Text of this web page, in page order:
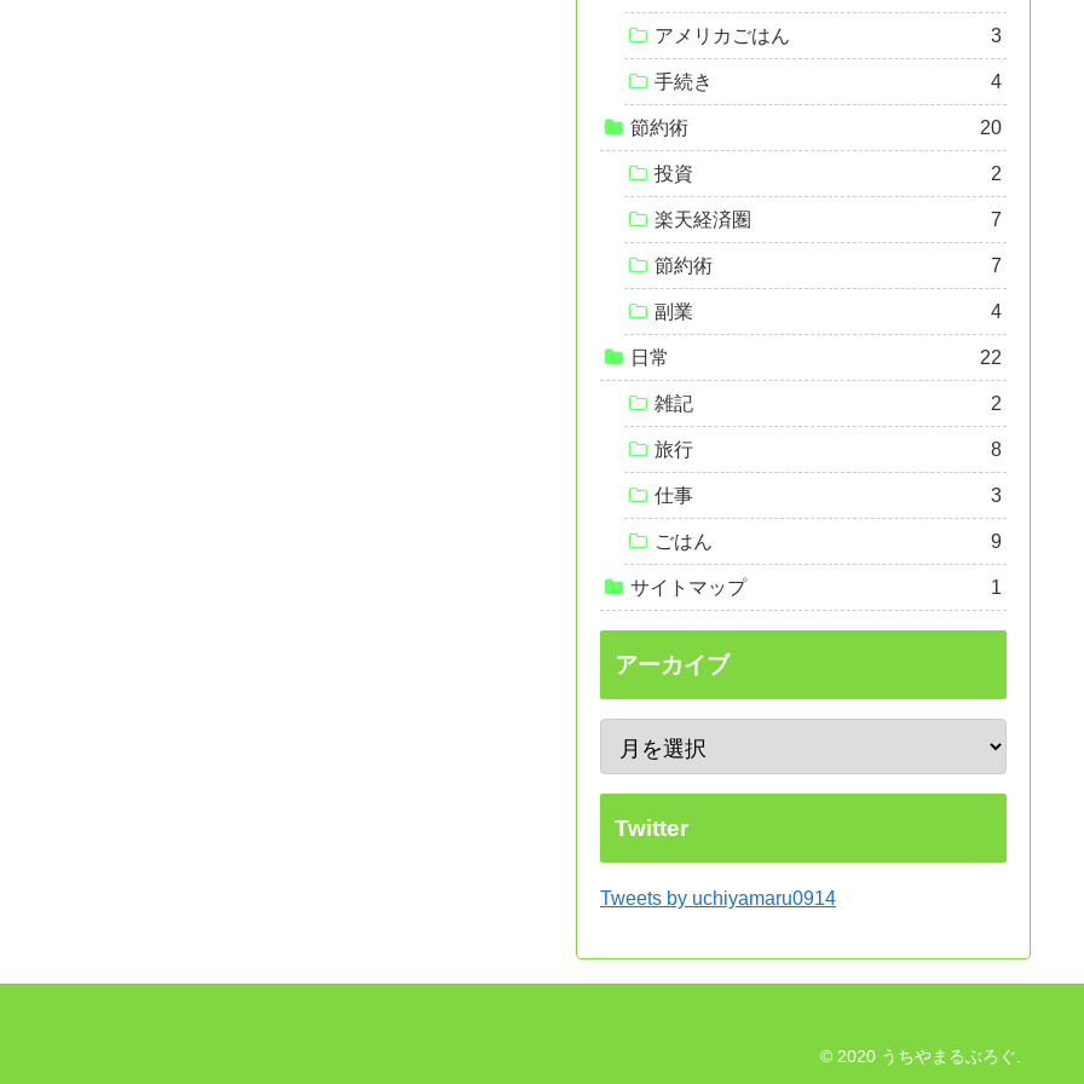
アメリカごはん 3
手続き 4
節約術 20
投資 2
楽天経済圏 7
節約術 7
副業 4
日常 22
雑記 2
旅行 8
仕事 3
ごはん 9
サイトマップ 1
アーカイブ
Twitter
Tweets by uchiyamaru0914
© 2020 うちやまるぶろぐ.